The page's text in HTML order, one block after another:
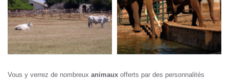
Vous y verrez de nombreux animaux offerts par des personnalités